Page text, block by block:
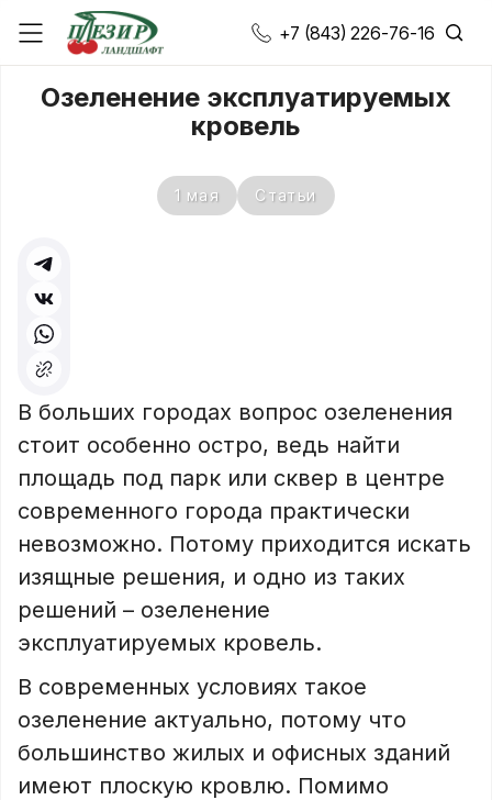
+7 (843) 226-76-16
Озеленение эксплуатируемых
кровель
1 мая Статьи
В больших городах вопрос озеленения
стоит особенно остро, ведь найти
площадь под парк или сквер в центре
современного города практически
невозможно. Потому приходится искать
изящные решения, и одно из таких
решений – озеленение
эксплуатируемых кровель.
В современных условиях такое
озеленение актуально, потому что
большинство жилых и офисных зданий
имеют плоскую кровлю. Помимо